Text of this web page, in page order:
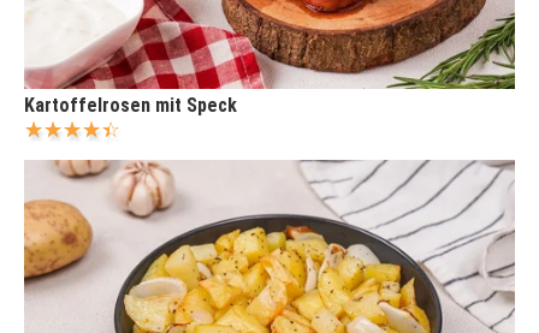
Kartoffelrosen mit Speck